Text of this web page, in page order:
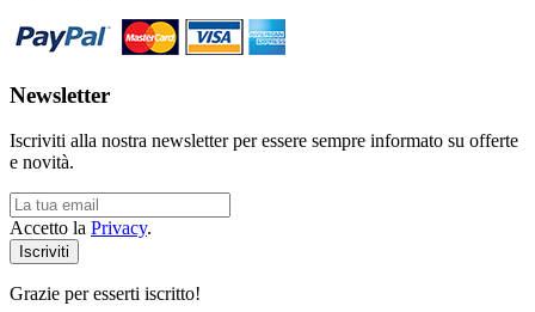
Newsletter
Iscriviti alla nostra newsletter per essere sempre informato su offerte
e novità.
Accetto la Privacy.
Grazie per esserti iscritto!